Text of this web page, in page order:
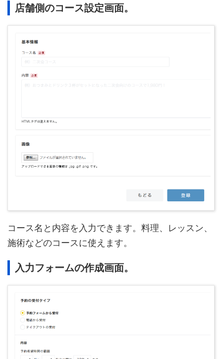
店舗側のコース設定画面。
コース名と内容を入力できます。料理、レッスン、
施術などのコースに使えます。
入力フォームの作成画面。